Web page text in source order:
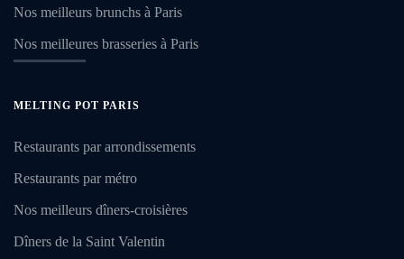
Nos meilleurs brunchs à Paris
Nos meilleures brasseries à Paris
MELTING POT PARIS
Restaurants par arrondissements
Restaurants par métro
Nos meilleurs dîners-croisières
Dîners de la Saint Valentin